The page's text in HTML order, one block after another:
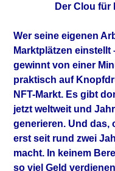
Der Clou für
Wer seine eigenen
Marktplätzen
gewinnt von einer
praktisch auf
NFT-Markt. Es gibt
jetzt weltweit und
generieren. Und das,
erst seit rund zwei
macht. In keinem
so viel Geld